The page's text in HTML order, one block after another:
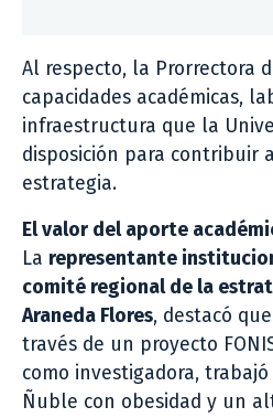
Al respecto, la Prorrectora
capacidades académicas,
infraestructura que la
disposición para contribuir
estrategia.
El valor del aporte
La representante
comité regional de la
Araneda Flores, destacó
través de un proyecto
como investigadora,
Ñuble con obesidad y un